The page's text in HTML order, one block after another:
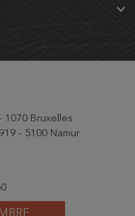

1070 Bruxelles
- 5100 Namur